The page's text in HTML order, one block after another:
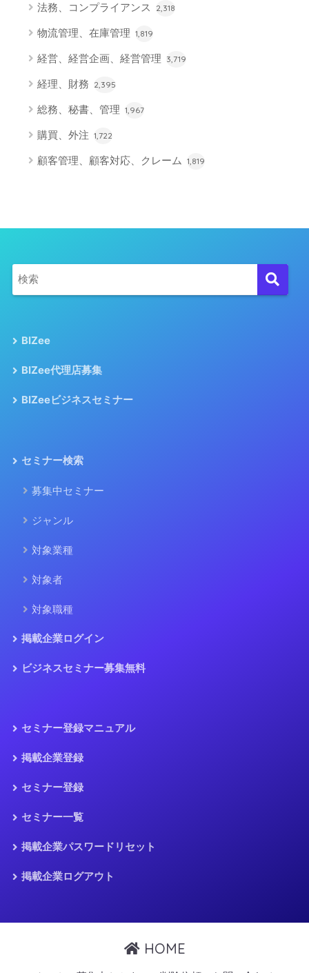
法務、コンプライアンス 2,318
物流管理、在庫管理 1,819
経営、経営企画、経営管理 3,719
経理、財務 2,395
総務、秘書、管理 1,967
購買、外注 1,722
顧客管理、顧客対応、クレーム 1,819
BIZee
BIZee代理店募集
BIZeeビジネスセミナー
セミナー検索
募集中セミナー
ジャンル
対象業種
対象者
対象職種
掲載企業ログイン
ビジネスセミナー募集無料
セミナー登録マニュアル
掲載企業登録
セミナー登録
セミナー一覧
掲載企業パスワードリセット
掲載企業ログアウト
HOME